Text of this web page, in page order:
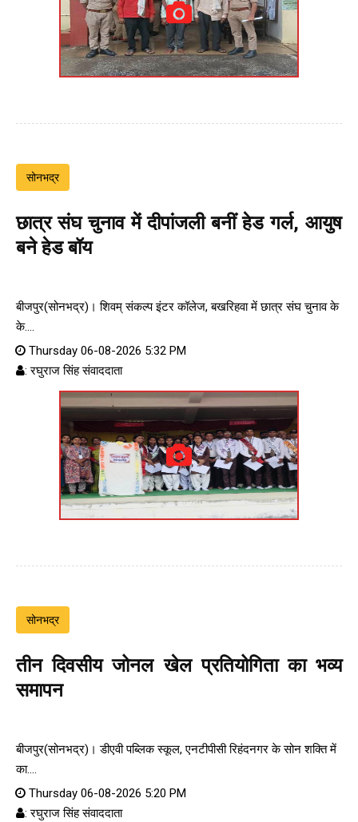
सोनभद्र
छात्र संघ चुनाव में दीपांजली बनीं हेड गर्ल, आयुष
बने हेड बॉय
बीजपुर(सोनभद्र)। शिवम् संकल्प इंटर कॉलेज, बखरिहवा में छात्र संघ चुनाव के
के....
Thursday 06-08-2026 5:32 PM
: रघुराज सिंह संवाददाता
सोनभद्र
तीन दिवसीय जोनल खेल प्रतियोगिता का भव्य
समापन
बीजपुर(सोनभद्र)। डीएवी पब्लिक स्कूल, एनटीपीसी रिहंदनगर के सोन शक्ति में
का....
Thursday 06-08-2026 5:20 PM
: रघुराज सिंह संवाददाता